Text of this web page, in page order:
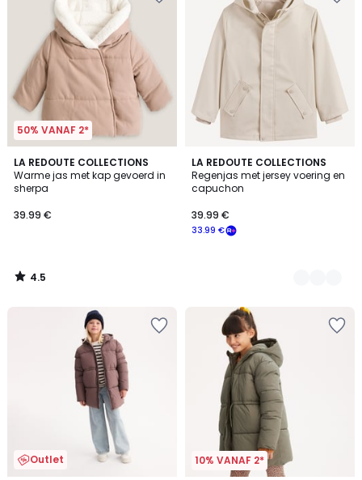
50% VANAF 2*
LA REDOUTE COLLECTIONS
Warme jas met kap gevoerd in
sherpa
39.99 €
4.5
/ 5
4.5
/
LA REDOUTE COLLECTIONS
Regenjas met jersey voering en
capuchon
33.99 €
39.99 €
3
Kleuren
Outlet 10% VANAF 2*